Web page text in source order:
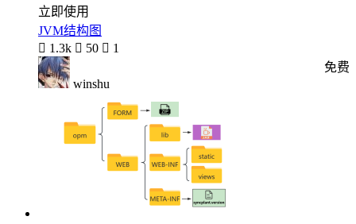
立即使用
JVM结构图
 1.3k  50  1
winshu
免费